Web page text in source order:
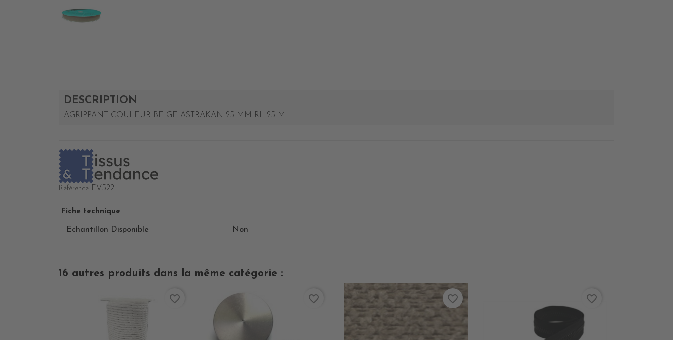
DESCRIPTION
AGRIPPANT COULEUR BEIGE ASTRAKAN 25 MM RL 25 M
Référence FV522
Fiche technique
Echantillon Disponible Non
16 autres produits dans la même catégorie :
favorite_border favorite_border favorite_border favorite_border